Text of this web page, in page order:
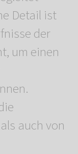
Detail ist
der
um einen
auch von